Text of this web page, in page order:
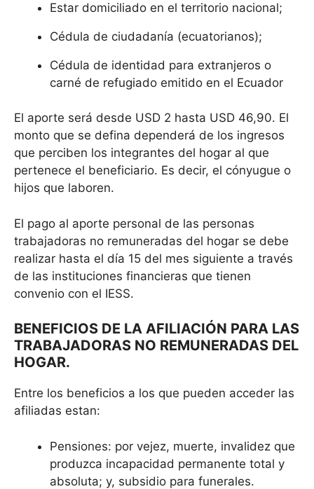
Estar domiciliado en el territorio nacional;
Cédula de ciudadanía (ecuatorianos);
Cédula de identidad para extranjeros o
carné de refugiado emitido en el Ecuador
El aporte será desde USD 2 hasta USD 46,90. El
monto que se defina dependerá de los ingresos
que perciben los integrantes del hogar al que
pertenece el beneficiario. Es decir, el cónyugue o
hijos que laboren.
El pago al aporte personal de las personas
trabajadoras no remuneradas del hogar se debe
realizar hasta el día 15 del mes siguiente a través
de las instituciones financieras que tienen
convenio con el IESS.
BENEFICIOS DE LA AFILIACIÓN PARA LAS
TRABAJADORAS NO REMUNERADAS DEL
HOGAR.
Entre los beneficios a los que pueden acceder las
afiliadas estan:
Pensiones: por vejez, muerte, invalidez que
produzca incapacidad permanente total y
absoluta; y, subsidio para funerales.